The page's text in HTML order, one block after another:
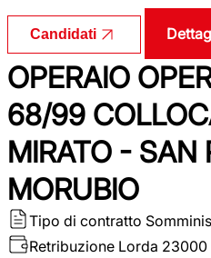
Candidati
OPERAIO
68/99
MIRATO - SAN
MORUBIO
Tipo di contratto
Retribuzione Lorda 23000